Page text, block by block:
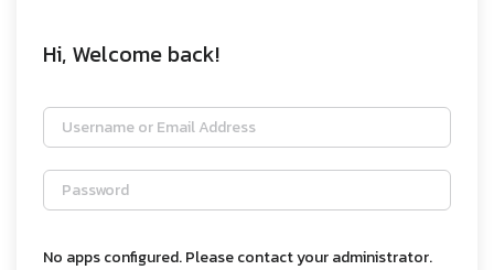
Hi, Welcome back!
No apps configured. Please contact your administrator.